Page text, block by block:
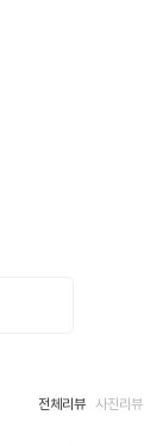
전체리뷰 사진리